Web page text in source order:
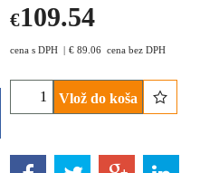
€109.54
cena s DPH € 89.06 cena bez DPH
Vlož do koša